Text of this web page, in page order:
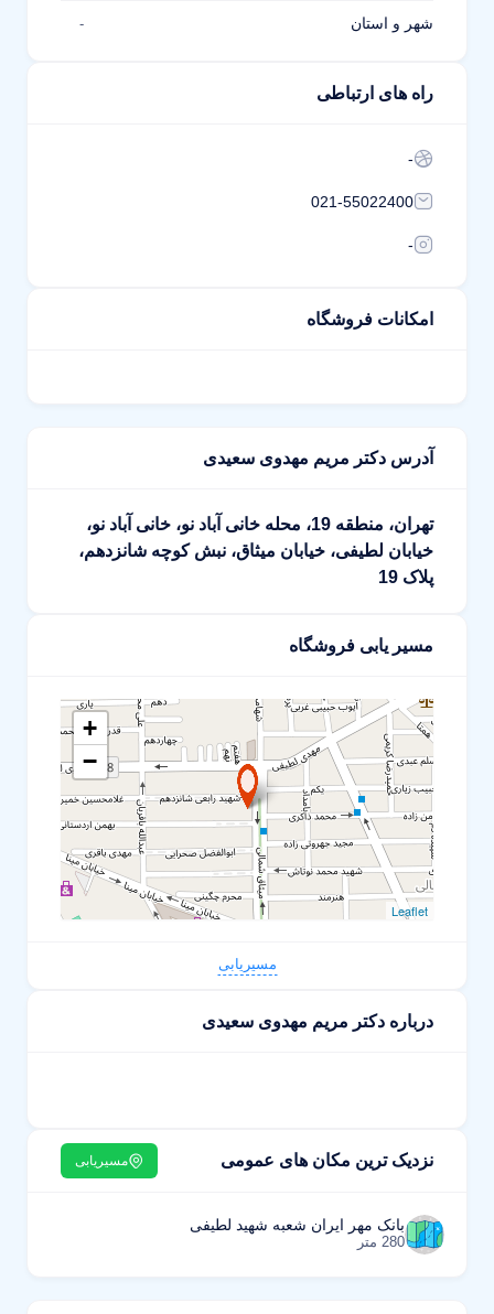
شهر و استان -
راه های ارتباطی
-
021-55022400
-
امکانات فروشگاه
آدرس دکتر مریم مهدوی سعیدی
تهران، منطقه 19، محله خانی آباد نو، خانی آباد نو،
خیابان لطیفی، خیابان میثاق، نبش کوچه شانزدهم،
پلاک 19
مسیر یابی فروشگاه
+
−
Leaflet
مسیریابی
درباره دکتر مریم مهدوی سعیدی
نزدیک ترین مکان های عمومی مسیریابی
بانک مهر ایران شعبه شهید لطیفی
280 متر